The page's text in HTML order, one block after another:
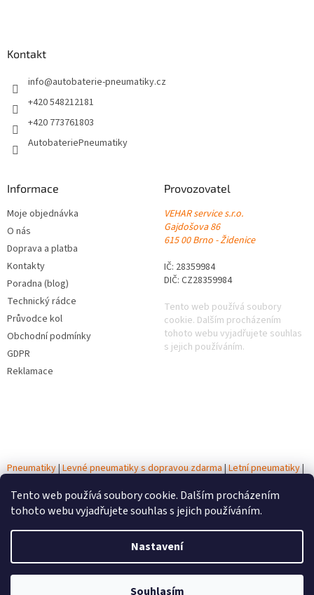
Tento web používá soubory cookie. Dalším procházením
tohoto webu vyjadřujete souhlas s jejich používáním.
Nastavení
Souhlasím
Kontakt
info@autobaterie-pneumatiky.cz
+420 548212181
+420 773761803
AutobateriePneumatiky
Informace
Moje objednávka
O nás
Doprava a platba
Kontakty
Poradna (blog)
Technický rádce
Průvodce kol
Obchodní podmínky
GDPR
Reklamace
Provozovatel
VEHAR service s.r.o.
Gajdošova 86
615 00 Brno - Židenice
IČ: 28359984
DIČ: CZ28359984
Tento web používá soubory
cookie. Dalším procházením
tohoto webu vyjadřujete souhlas
s jejich používáním.
Pneumatiky|Levné pneumatiky s dopravou zdarma|Letní pneumatiky|
Autobaterie
Copyright 2026Autobaterie Pneumatiky CZ. Všechna práva
vyhrazena.